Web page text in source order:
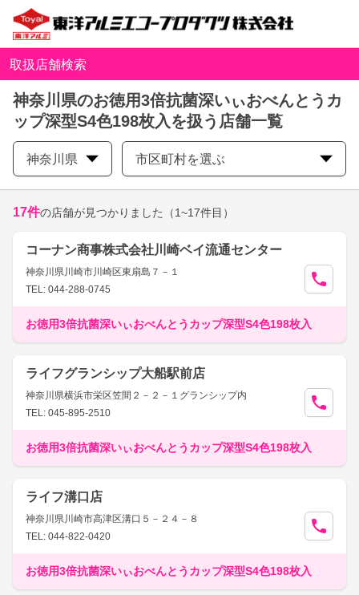
取扱店舗検索
神奈川県のお徳用3倍抗菌深いぃおべんとうカ
ップ深型S4色198枚入を扱う店舗一覧
神奈川県 市区町村を選ぶ
17件の店舗が見つかりました （1~17件目）
コーナン商事株式会社川崎ベイ流通センター
神奈川県川崎市川崎区東扇島７－１
TEL: 044-288-0745
お徳用3倍抗菌深いぃおべんとうカップ深型S4色198枚入
ライフグランシップ大船駅前店
神奈川県横浜市栄区笠間２－２－１グランシップ内
TEL: 045-895-2510
お徳用3倍抗菌深いぃおべんとうカップ深型S4色198枚入
ライフ溝口店
神奈川県川崎市高津区溝口５－２４－８
TEL: 044-822-0420
お徳用3倍抗菌深いぃおべんとうカップ深型S4色198枚入